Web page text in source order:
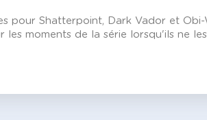
pour Shatterpoint, Dark Vador et
moments de la série lorsqu'ils ne